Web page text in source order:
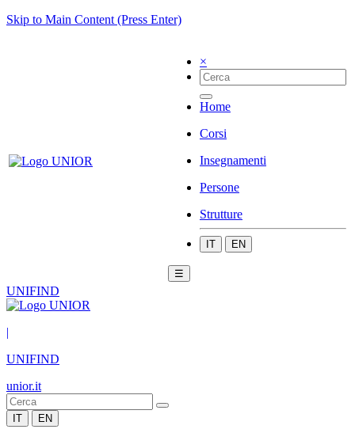
Skip to Main Content (Press Enter)
×
Home
Corsi
Insegnamenti
Persone
Strutture
IT EN
☰
UNIFIND
|
UNIFIND
unior.it
IT EN